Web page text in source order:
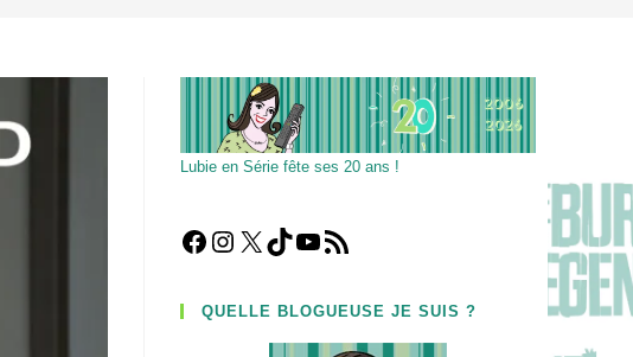
Lubie en Série fête ses 20 ans !
Facebook
Instagram
X TikTokYouTube
Flux RSS
QUELLE BLOGUEUSE JE SUIS ?